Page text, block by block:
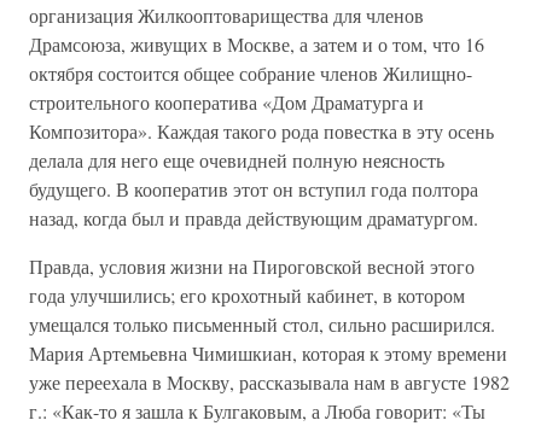
организация Жилкооптоварищества для членов
Драмсоюза, живущих в Москве, а затем и о том, что 16
октября состоится общее собрание членов Жилищно-
строительного кооператива «Дом Драматурга и
Композитора». Каждая такого рода повестка в эту осень
делала для него еще очевидней полную неясность
будущего. В кооператив этот он вступил года полтора
назад, когда был и правда действующим драматургом.
Правда, условия жизни на Пироговской весной этого
года улучшились; его крохотный кабинет, в котором
умещался только письменный стол, сильно расширился.
Мария Артемьевна Чимишкиан, которая к этому времени
уже переехала в Москву, рассказывала нам в августе 1982
г.: «Как-то я зашла к Булгаковым, а Люба говорит: «Ты